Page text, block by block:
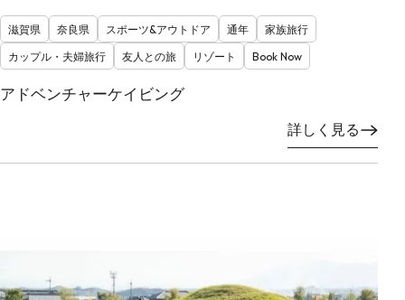
滋賀県 奈良県 スポーツ&アウトドア 通年
家族旅行
カップル・夫婦旅行
友人との旅 リゾート Book Now
アドベンチャーケイビング
詳しく見る